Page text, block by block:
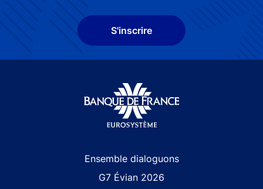
S'inscrire
Ensemble dialoguons
G7 Évian 2026